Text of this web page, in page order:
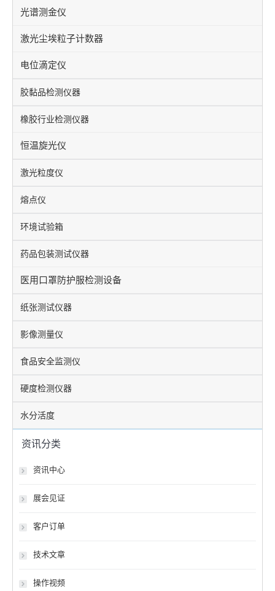
光谱测金仪
激光尘埃粒子计数器
电位滴定仪
胶黏品检测仪器
橡胶行业检测仪器
恒温旋光仪
激光粒度仪
熔点仪
环境试验箱
药品包装测试仪器
医用口罩防护服检测设备
纸张测试仪器
影像测量仪
食品安全监测仪
硬度检测仪器
水分活度
资讯分类
资讯中心
展会见证
客户订单
技术文章
操作视频